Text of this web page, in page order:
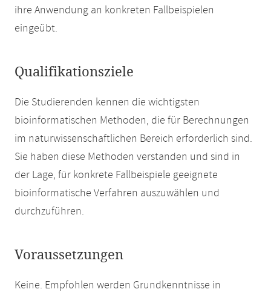
ihre Anwendung an konkreten Fallbeispielen
eingeübt.
Qualifikationsziele
Die Studierenden kennen die wichtigsten
bioinformatischen Methoden, die für Berechnungen
im naturwissenschaftlichen Bereich erforderlich sind.
Sie haben diese Methoden verstanden und sind in
der Lage, für konkrete Fallbeispiele geeignete
bioinformatische Verfahren auszuwählen und
durchzuführen.
Voraussetzungen
Keine. Empfohlen werden Grundkenntnisse in